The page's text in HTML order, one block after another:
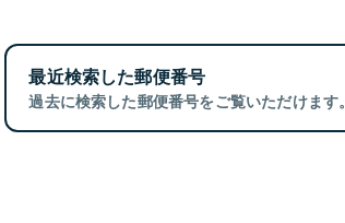
最近検索した郵便番号
過去に検索した郵便番号をご覧いただけます。